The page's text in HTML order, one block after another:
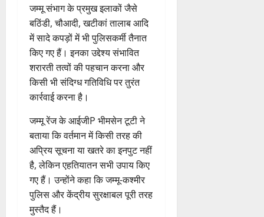
जम्मू संभाग के प्रमुख इलाकों जैसे
बठिंडी, चौआदी, खटीकां तालाब आदि
में सादे कपड़ों में भी पुलिसकर्मी तैनात
किए गए हैं। इनका उद्देश्य संभावित
शरारती तत्वों की पहचान करना और
किसी भी संदिग्ध गतिविधि पर तुरंत
कार्रवाई करना है।
जम्मू रेंज के आईजीP भीमसेन टूटी ने
बताया कि वर्तमान में किसी तरह की
अप्रिय सूचना या खतरे का इनपुट नहीं
है, लेकिन एहतियातन सभी उपाय किए
गए हैं। उन्होंने कहा कि जम्मू-कश्मीर
पुलिस और केंद्रीय सुरक्षाबल पूरी तरह
मुस्तैद हैं।